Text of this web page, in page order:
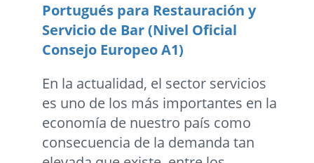
Portugués para Restauración y
Servicio de Bar (Nivel Oficial
Consejo Europeo A1)
En la actualidad, el sector servicios
es uno de los más importantes en la
economía de nuestro país como
consecuencia de la demanda tan